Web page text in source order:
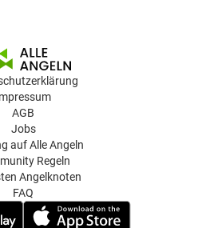
AGB
Jobs
auf Alle Angeln
Regeln
Angelknoten
FAQ